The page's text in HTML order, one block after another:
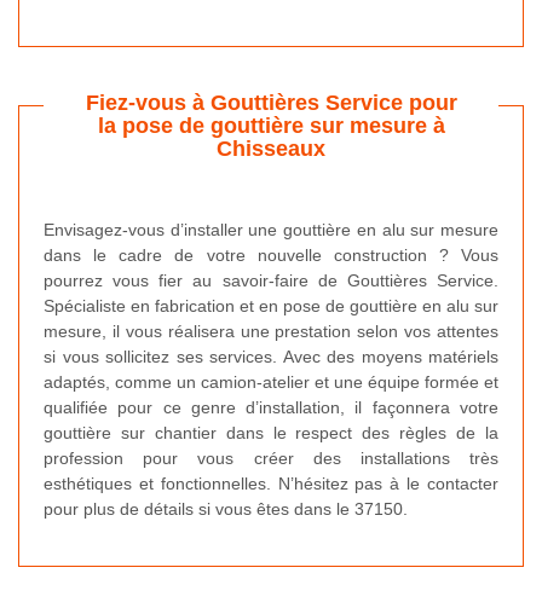
Fiez-vous à Gouttières Service pour
la pose de gouttière sur mesure à
Chisseaux
Envisagez-vous d’installer une gouttière en alu sur mesure
dans le cadre de votre nouvelle construction ? Vous
pourrez vous fier au savoir-faire de Gouttières Service.
Spécialiste en fabrication et en pose de gouttière en alu sur
mesure, il vous réalisera une prestation selon vos attentes
si vous sollicitez ses services. Avec des moyens matériels
adaptés, comme un camion-atelier et une équipe formée et
qualifiée pour ce genre d’installation, il façonnera votre
gouttière sur chantier dans le respect des règles de la
profession pour vous créer des installations très
esthétiques et fonctionnelles. N’hésitez pas à le contacter
pour plus de détails si vous êtes dans le 37150.